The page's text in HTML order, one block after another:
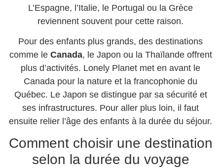
L’Espagne, l’Italie, le Portugal ou la Grèce
reviennent souvent pour cette raison.
Pour des enfants plus grands, des destinations
comme le Canada, le Japon ou la Thaïlande offrent
plus d’activités. Lonely Planet met en avant le
Canada pour la nature et la francophonie du
Québec. Le Japon se distingue par sa sécurité et
ses infrastructures. Pour aller plus loin, il faut
ensuite relier l’âge des enfants à la durée du séjour.
Comment choisir une destination
selon la durée du voyage